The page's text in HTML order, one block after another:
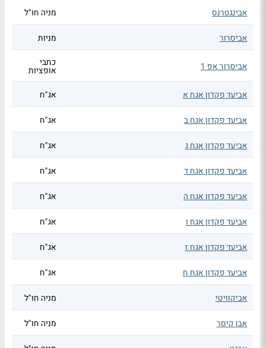
אבינגטרנס מניה חו"ל
אביסרור מניות
אביסרור אפ 1 כתבי
אופציות
אביעד פקדון אגח א
אג"ח
אביעד פקדון אגח ב אג"ח
אביעד פקדון אגח ג אג"ח
אביעד פקדון אגח ד אג"ח
אביעד פקדון אגח ה אג"ח
אביעד פקדון אגח ו אג"ח
אביעד פקדון אגח ז אג"ח
אביעד פקדון אגח ח אג"ח
אביקוויטי מניה חו"ל
אבן קיסר מניה חו"ל